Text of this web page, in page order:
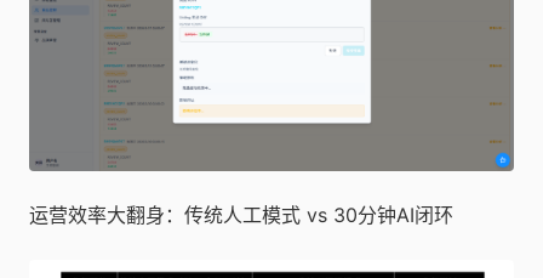
运营效率大翻身：传统人工模式 vs 30分钟AI闭环